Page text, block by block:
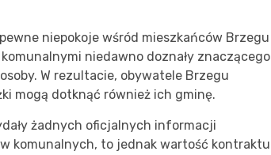
niepokoje wśród mieszkańców Brzegu
niedawno doznały znaczącego
W rezultacie, obywatele Brzegu
mogą dotknąć również ich gminę.
żadnych oficjalnych informacji
komunalnych, to jednak wartość kontraktu